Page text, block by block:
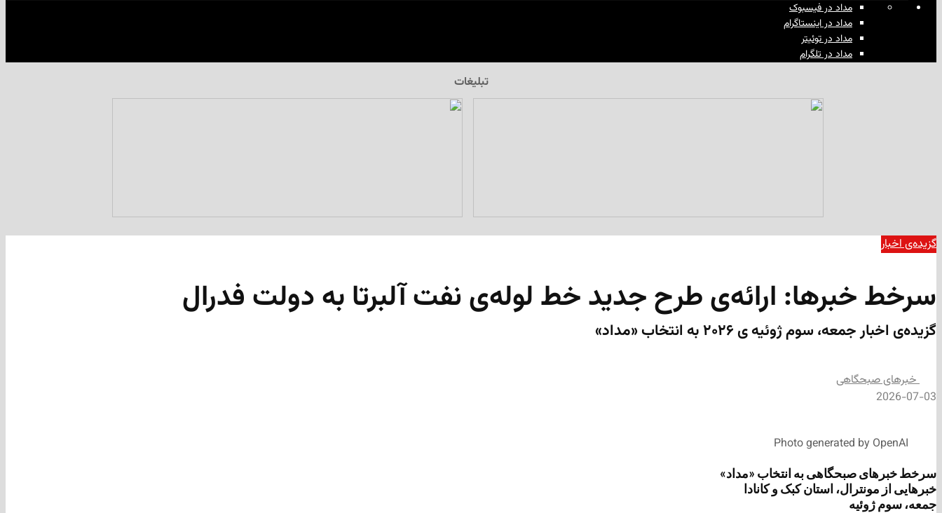
مداد در فیسبوک
مداد در اینستاگرام
مداد در توئیتر
مداد در تلگرام
تبلیغات
گزیده‌ی‌ اخبار
سرخط خبرها: ارائه‌ی طرح جدید خط لوله‌ی نفت آلبرتا به دولت فدرال
گزیده‌ی اخبار جمعه، سوم ژوئیه ی ۲۰۲۶ به انتخاب «مداد»
‌خبرهای صبحگاهی
2026-07-03
Photo generated by OpenAI
سرخط خبرهای صبحگاهی به انتخاب «مداد»
خبرهایی از مونترال، استان کبک و کانادا
جمعه، سوم ژوئیه